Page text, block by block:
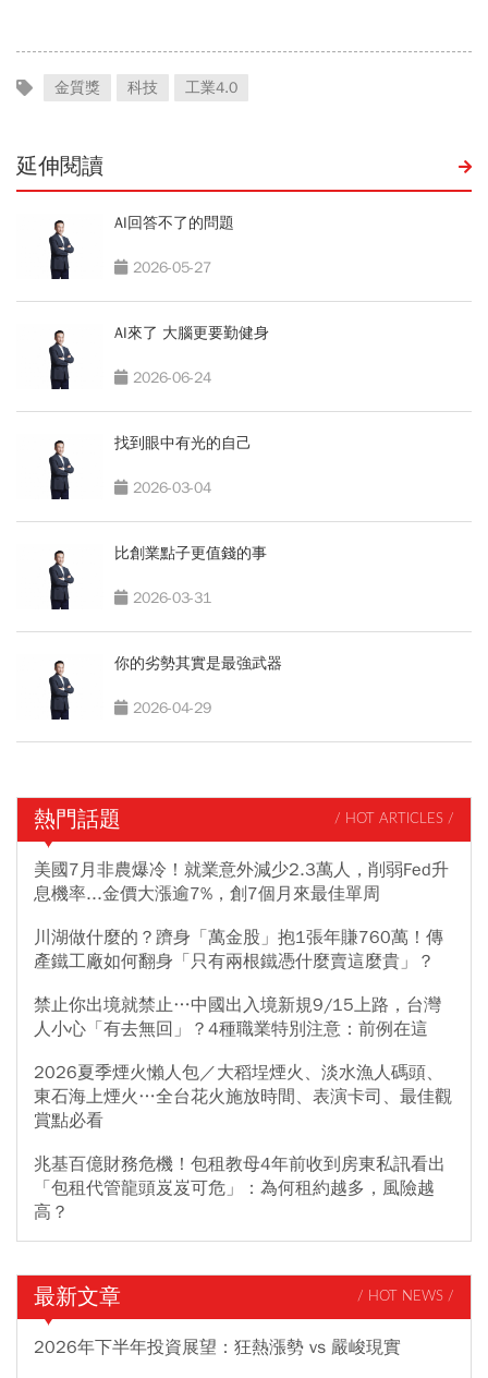
金質獎 科技 工業4.0
延伸閱讀
AI回答不了的問題
2026-05-27
AI來了 大腦更要勤健身
2026-06-24
找到眼中有光的自己
2026-03-04
比創業點子更值錢的事
2026-03-31
你的劣勢其實是最強武器
2026-04-29
熱門話題 / HOT ARTICLES /
美國7月非農爆冷！就業意外減少2.3萬人，削弱Fed升
息機率...金價大漲逾7%，創7個月來最佳單周
川湖做什麼的？躋身「萬金股」抱1張年賺760萬！傳
產鐵工廠如何翻身「只有兩根鐵憑什麼賣這麼貴」？
禁止你出境就禁止…中國出入境新規9/15上路，台灣
人小心「有去無回」？4種職業特別注意：前例在這
2026夏季煙火懶人包／大稻埕煙火、淡水漁人碼頭、
東石海上煙火…全台花火施放時間、表演卡司、最佳觀
賞點必看
兆基百億財務危機！包租教母4年前收到房東私訊看出
「包租代管龍頭岌岌可危」：為何租約越多，風險越
高？
最新文章 / HOT NEWS /
2026年下半年投資展望：狂熱漲勢 vs 嚴峻現實